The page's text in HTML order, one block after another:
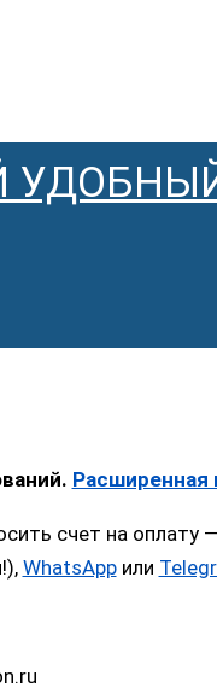
Расширенная
счет на
WhatsAppили